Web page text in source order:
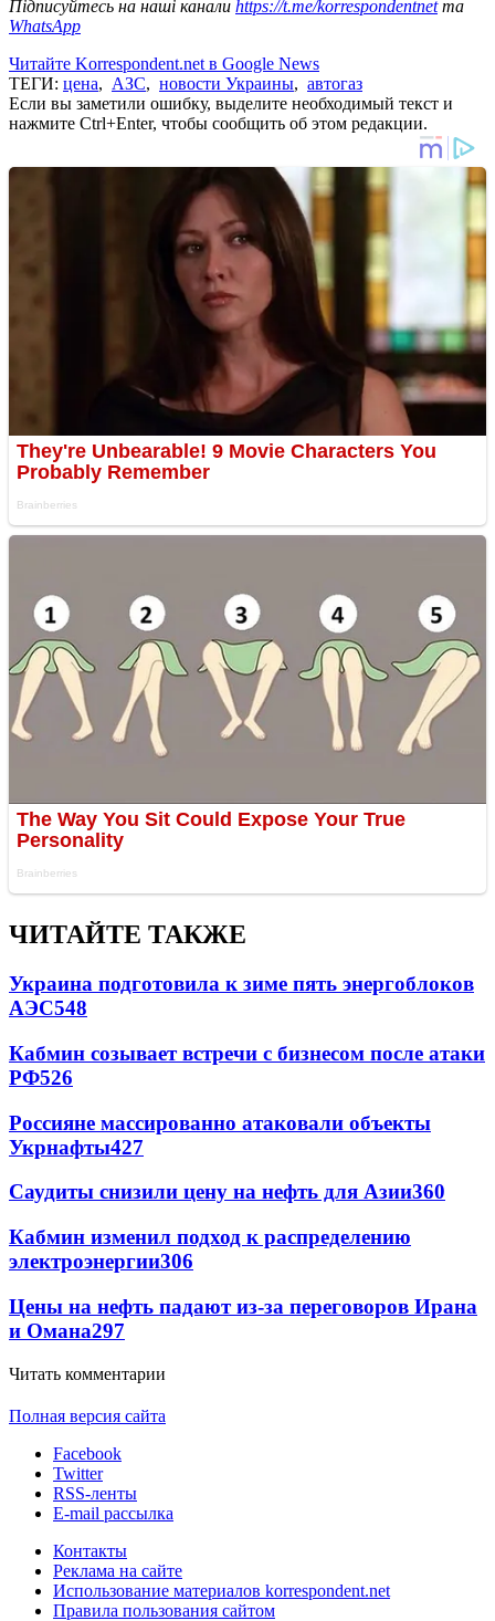
Підписуйтесь на наші канали https://t.me/korrespondentnetта
WhatsApp
Читайте Korrespondent.net в Google News
ТЕГИ: цена, АЗС, новости Украины, автогаз
Если вы заметили ошибку, выделите необходимый текст и
нажмите Ctrl+Enter, чтобы сообщить об этом редакции.
ЧИТАЙТЕ ТАКЖЕ
Украина подготовила к зиме пять энергоблоков
АЭС548
Кабмин созывает встречи с бизнесом после атаки
РФ526
Россияне массированно атаковали объекты
Укрнафты427
Саудиты снизили цену на нефть для Азии360
Кабмин изменил подход к распределению
электроэнергии306
Цены на нефть падают из-за переговоров Ирана
и Омана297
Читать комментарии
Полная версия сайта
Facebook
Twitter
RSS-ленты
E-mail рассылка
Контакты
Реклама на сайте
Использование материалов korrespondent.net
Правила пользования сайтом